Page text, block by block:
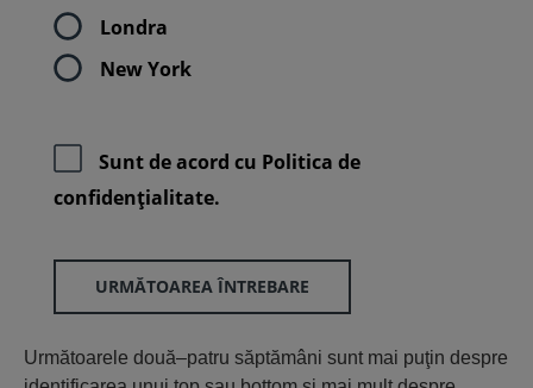
Londra
New York
Sunt de acord cu Politica de
confidenţialitate.
URMĂTOAREA ÎNTREBARE
Următoarele două–patru săptămâni sunt mai puţin despre